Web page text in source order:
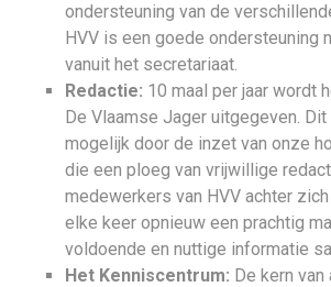
ondersteuning van de
HVV is een goede ondersteuning
vanuit het secretariaat.
Redactie: 10 maal per jaar wordt
De Vlaamse Jager uitgegeven.
mogelijk door de inzet van onze
die een ploeg van vrijwillige
medewerkers van HVV achter
elke keer opnieuw een prachtig
voldoende en nuttige informatie
Het Kenniscentrum: De kern van